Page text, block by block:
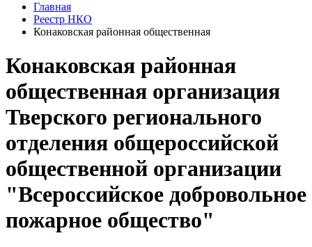
Главная
Реестр НКО
Конаковская районная общественная
Конаковская районная
общественная организация
Тверского регионального
отделения общероссийской
общественной организации
"Всероссийское добровольное
пожарное общество"